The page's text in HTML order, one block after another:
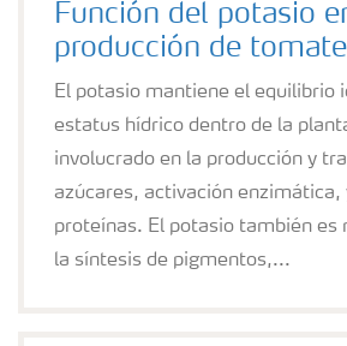
Función del potasio
producción de tomate
El potasio mantiene el equilibrio
estatus hídrico dentro de la
involucrado en la producción y
azúcares, activación enzimática,
proteínas. El potasio también es
la síntesis de pigmentos,...